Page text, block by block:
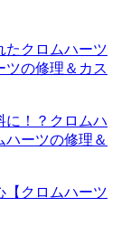
たクロムハーツ
ツの修理＆カス
に！？クロムハ
ーツの修理＆
【クロムハーツ